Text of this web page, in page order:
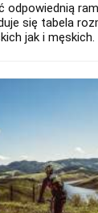
odpowiednią
się tabela
jak i męskich.